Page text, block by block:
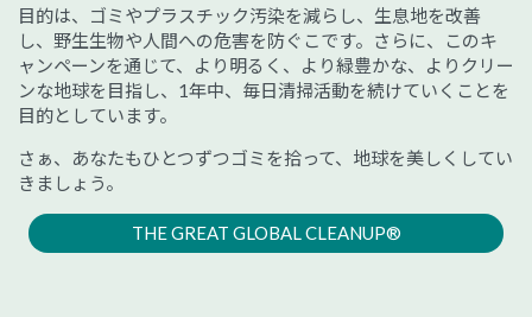
目的は、ゴミやプラスチック汚染を減らし、生息地を改善
し、野生生物や人間への危害を防ぐこです。さらに、このキ
ャンペーンを通じて、より明るく、より緑豊かな、よりクリー
ンな地球を目指し、1年中、毎日清掃活動を続けていくことを
目的としています。
さぁ、あなたもひとつずつゴミを拾って、地球を美しくしてい
きましょう。
THE GREAT GLOBAL CLEANUP®